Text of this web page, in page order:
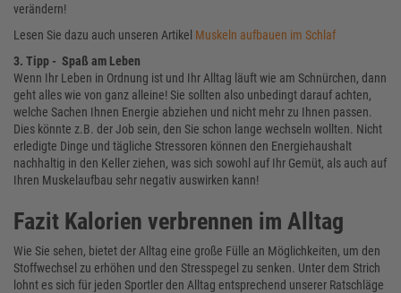
verändern!
Lesen Sie dazu auch unseren Artikel Muskeln aufbauen im Schlaf
3. Tipp - Spaß am Leben
Wenn Ihr Leben in Ordnung ist und Ihr Alltag läuft wie am Schnürchen, dann
geht alles wie von ganz alleine! Sie sollten also unbedingt darauf achten,
welche Sachen Ihnen Energie abziehen und nicht mehr zu Ihnen passen.
Dies könnte z.B. der Job sein, den Sie schon lange wechseln wollten. Nicht
erledigte Dinge und tägliche Stressoren können den Energiehaushalt
nachhaltig in den Keller ziehen, was sich sowohl auf Ihr Gemüt, als auch auf
Ihren Muskelaufbau sehr negativ auswirken kann!
Fazit Kalorien verbrennen im Alltag
Wie Sie sehen, bietet der Alltag eine große Fülle an Möglichkeiten, um den
Stoffwechsel zu erhöhen und den Stresspegel zu senken. Unter dem Strich
lohnt es sich für jeden Sportler den Alltag entsprechend unserer Ratschläge